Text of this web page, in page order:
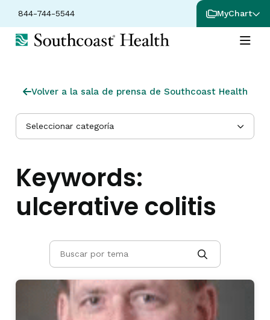
844-744-5544 MyChart
Volver a la sala de prensa de Southcoast Health
Seleccionar categoría
Keywords:
ulcerative colitis